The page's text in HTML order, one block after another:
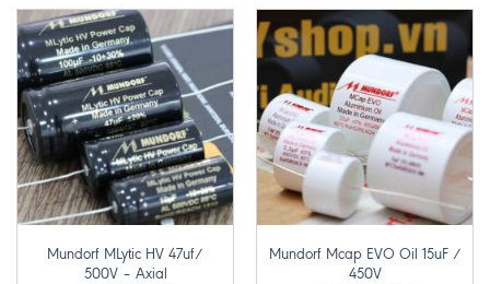
Mundorf MLytic HV 47uf/
500V – Axial
Mundorf Mcap EVO Oil 15uF /
450V